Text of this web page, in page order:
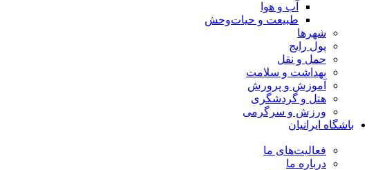
آب و هوا
طبیعت و حیات‌وحش
شهرها
پول رایج
حمل و نقل
بهداشت و سلامت
آموزش و پرورش
هتل و گردشگری
ورزش و سرگرمی
باشگاه ایرانیان
فعالیت‌های ما
درباره ما